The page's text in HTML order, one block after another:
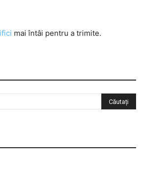
mai întâi pentru a trimite.